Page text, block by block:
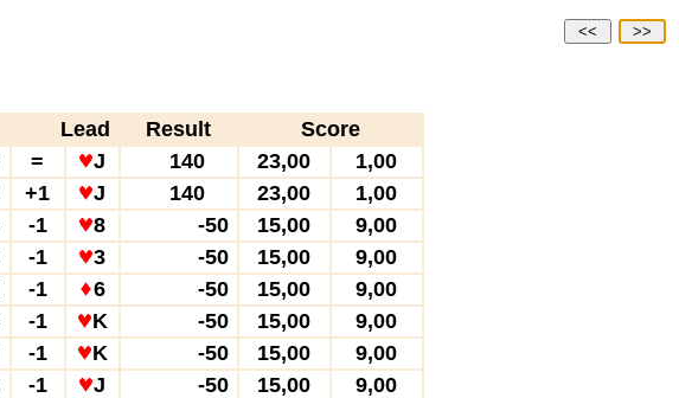
<< >>
Lead Result
Score
= J 140 23,00
1,00
+1 J 140 23,00
1,00
-1 8 -50 15,00
9,00
-1 3 -50 15,00
9,00
-1 6 -50 15,00
9,00
-1 K -50 15,00
9,00
-1 K -50 15,00
9,00
-1 J -50 15,00
9,00